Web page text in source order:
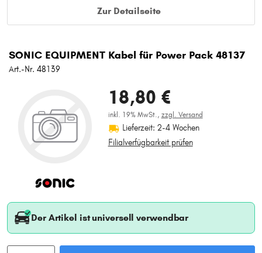
Zur Detailseite
SONIC EQUIPMENT Kabel für Power Pack 48137
Art.-Nr. 48139
18,80 €
inkl. 19% MwSt., zzgl. Versand
Lieferzeit: 2-4 Wochen
Filialverfügbarkeit prüfen
Der Artikel ist universell verwendbar